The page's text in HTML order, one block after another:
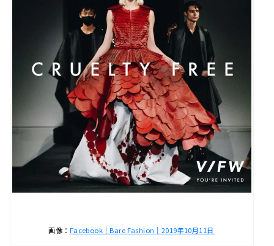
画像： Facebook｜Bare Fashion｜2019年10月11日